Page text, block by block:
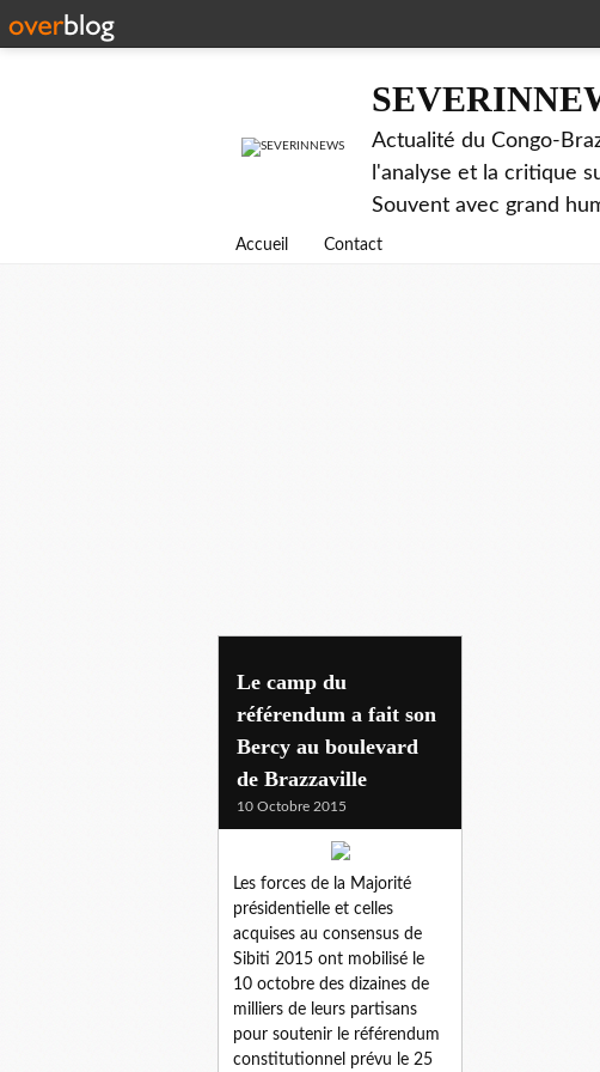
Actualité du Congo-
l'analyse et la critique
Souvent avec grand
Accueil Contact
sibiti 2015
Le camp du
référendum a fait son
Bercy au boulevard
de Brazzaville
10 Octobre 2015
Les forces de la Majorité
présidentielle et celles
acquises au consensus de
Sibiti 2015 ont mobilisé le
10 octobre des dizaines de
milliers de leurs partisans
pour soutenir le référendum
constitutionnel prévu le 25